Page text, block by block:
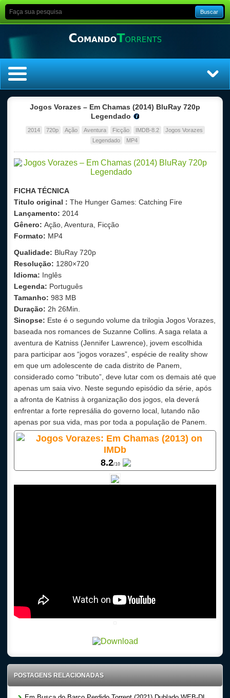
Buscar
Filmes
Dublado
Legendado
Jogos Vorazes – Em Chamas (2014) BluRay 720p
Legendado
2014 720p Ação Aventura Ficção IMDB-8.2
Jogos Vorazes
Legendado
MP4
FICHA TÉCNICA
Titulo original : The Hunger Games: Catching Fire
Lançamento: 2014
Gênero: Ação, Aventura, Ficção
Formato: MP4
Qualidade: BluRay 720p
Resolução: 1280×720
Idioma: Inglês
Legenda: Português
Tamanho: 983 MB
Duração: 2h 26Min.
Sinopse: Este é o segundo volume da trilogia Jogos Vorazes,
baseada nos romances de Suzanne Collins. A saga relata a
aventura de Katniss (Jennifer Lawrence), jovem escolhida
para participar aos “jogos vorazes”, espécie de reality show
em que um adolescente de cada distrito de Panem,
considerado como “tributo”, deve lutar com os demais até que
apenas um saia vivo. Neste segundo episódio da série, após
a afronta de Katniss à organização dos jogos, ela deverá
enfrentar a forte represália do governo local, lutando não
apenas por sua vida, mas por toda a população de Panem.
8.2/10
POSTAGENS RELACIONADAS